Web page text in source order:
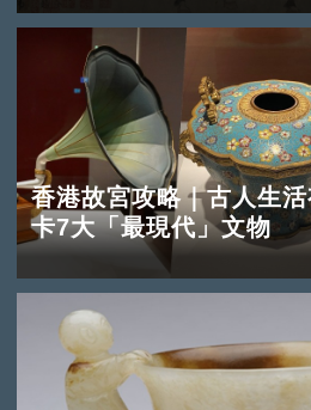
香港故宮攻略｜古人生
卡7大「最現代」文物